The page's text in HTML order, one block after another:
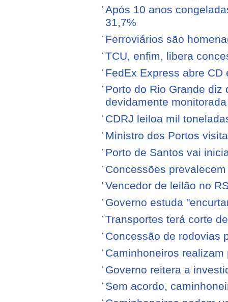
Após 10 anos
31,7%
Ferroviários são
TCU, enfim, libera
FedEx Express abre CD
Porto do Rio Grande
devidamente monitorada
CDRJ leiloa mil
Ministro dos Portos
Porto de Santos vai
Concessões
Vencedor de leilão no
Governo estuda
Transportes terá corte
Concessão de rodovias
Caminhoneiros
Governo reitera a
Sem acordo,